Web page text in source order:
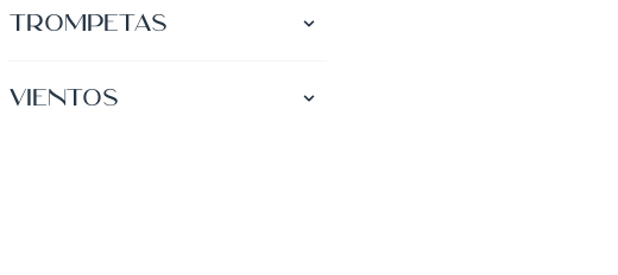
Bajar Partitura
Trompetas
Bajar Partitura
Vientos